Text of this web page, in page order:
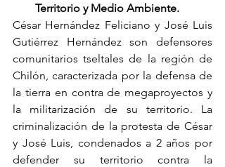
Territorio y Medio Ambiente.
César Hernández Feliciano y José Luis
Gutiérrez Hernández son defensores
comunitarios tseltales de la región de
Chilón, caracterizada por la defensa de
la tierra en contra de megaproyectos y
la militarización de su territorio. La
criminalización de la protesta de César
y José Luis, condenados a 2 años por
defender su territorio contra la